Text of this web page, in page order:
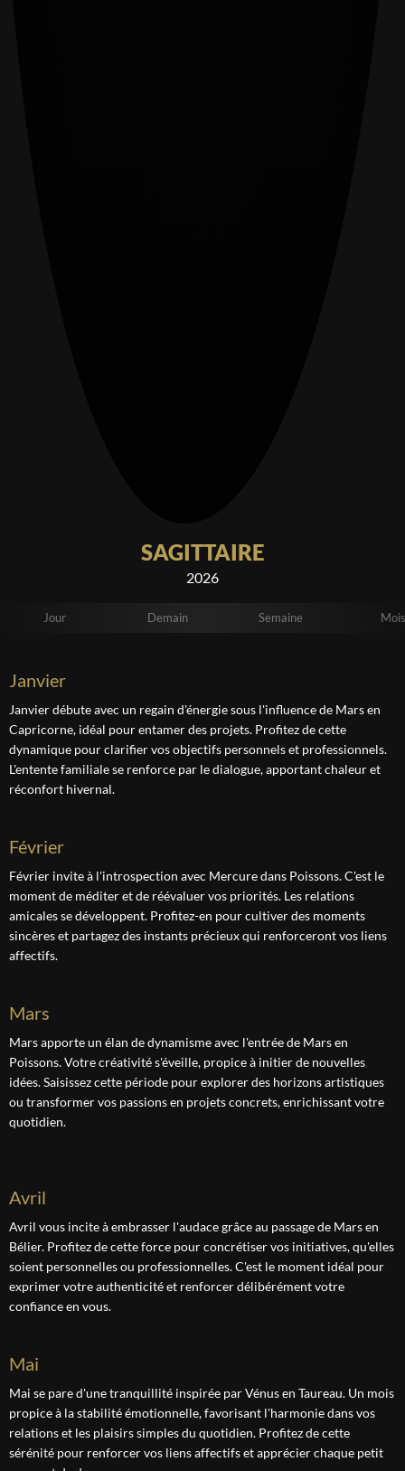
SAGITTAIRE
2026
Jour Demain Semaine Mois
janvier
Janvier débute avec un regain d'énergie sous l'influence de Mars en
Capricorne, idéal pour entamer des projets. Profitez de cette
dynamique pour clarifier vos objectifs personnels et professionnels.
L'entente familiale se renforce par le dialogue, apportant chaleur et
réconfort hivernal.
février
Février invite à l'introspection avec Mercure dans Poissons. C'est le
moment de méditer et de réévaluer vos priorités. Les relations
amicales se développent. Profitez-en pour cultiver des moments
sincères et partagez des instants précieux qui renforceront vos liens
affectifs.
mars
Mars apporte un élan de dynamisme avec l'entrée de Mars en
Poissons. Votre créativité s'éveille, propice à initier de nouvelles
idées. Saisissez cette période pour explorer des horizons artistiques
ou transformer vos passions en projets concrets, enrichissant votre
quotidien.
avril
Avril vous incite à embrasser l'audace grâce au passage de Mars en
Bélier. Profitez de cette force pour concrétiser vos initiatives, qu'elles
soient personnelles ou professionnelles. C'est le moment idéal pour
exprimer votre authenticité et renforcer délibérément votre
confiance en vous.
mai
Mai se pare d'une tranquillité inspirée par Vénus en Taureau. Un mois
propice à la stabilité émotionnelle, favorisant l'harmonie dans vos
relations et les plaisirs simples du quotidien. Profitez de cette
sérénité pour renforcer vos liens affectifs et apprécier chaque petit